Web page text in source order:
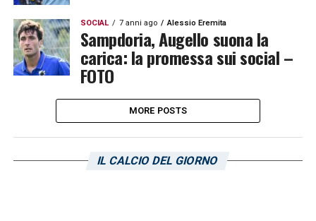
SOCIAL 7 anni ago Alessio Eremita
Sampdoria, Augello suona la
carica: la promessa sui social –
FOTO
MORE POSTS
IL CALCIO DEL GIORNO